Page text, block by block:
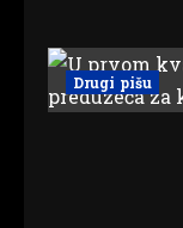
Drugi pišu